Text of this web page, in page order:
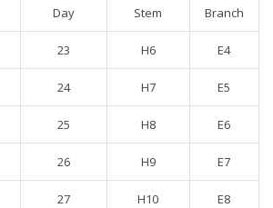
Day
Stem
Branch
23 H6 E4
24 H7 E5
25 H8 E6
26 H9 E7
27 H10 E8